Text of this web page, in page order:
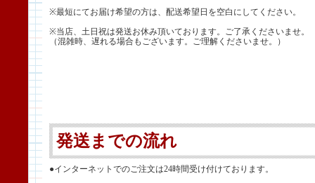
※最短にてお届け希望の方は、配送希望日を空白にしてください。
※当店、土日祝は発送お休み頂いております。ご了承くださいませ。
（混雑時、遅れる場合もございます。ご理解くださいませ。）
発送までの流れ
●インターネットでのご注文は24時間受け付けております。